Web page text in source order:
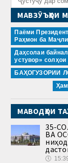
МАВЗӮЪҲОИ
Паёми
Раҳмон ба
Даҳсолаи
устувор» солҳои
БАҲОГУЗОРИИ
МАВОДҲОИ
35-
ВА
🕔